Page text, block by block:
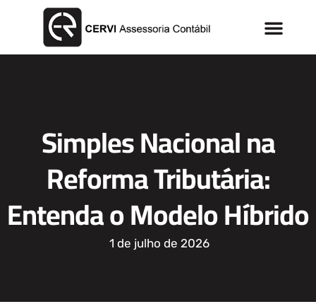
Simples Nacional na
Reforma Tributária:
Entenda o Modelo Híbrido
1 de julho de 2026